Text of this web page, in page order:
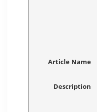
Article Name
Description